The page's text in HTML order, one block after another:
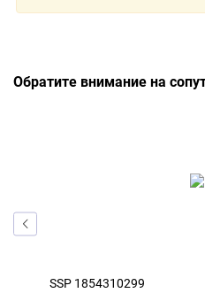
Обратите внимание на
SSP 1854310299